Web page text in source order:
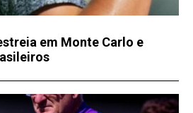
em Monte Carlo e